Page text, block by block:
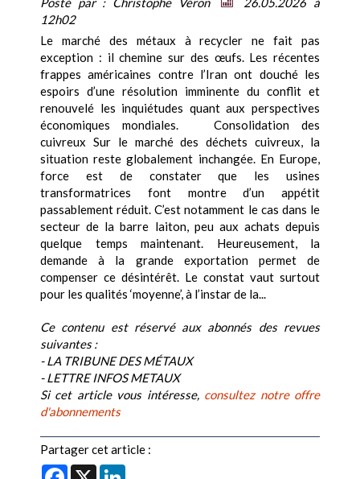
12h02
Le marché des métaux à recycler ne fait pas
exception : il chemine sur des œufs. Les récentes
frappes américaines contre l’Iran ont douché les
espoirs d’une résolution imminente du conflit et
renouvelé les inquiétudes quant aux perspectives
économiques mondiales. Consolidation des
cuivreux Sur le marché des déchets cuivreux, la
situation reste globalement inchangée. En Europe,
force est de constater que les usines
transformatrices font montre d’un appétit
passablement réduit. C’est notamment le cas dans le
secteur de la barre laiton, peu aux achats depuis
quelque temps maintenant. Heureusement, la
demande à la grande exportation permet de
compenser ce désintérêt. Le constat vaut surtout
pour les qualités ‘moyenne’, à l’instar de la...
Ce contenu est réservé aux abonnés des revues
suivantes :
- LA TRIBUNE DES MÉTAUX
- LETTRE INFOS METAUX
Si cet article vous intéresse, consultez notre offre
d'abonnements
Partager cet article :
Facebook
X